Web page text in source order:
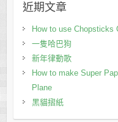
近期文章
How to use Chopsticks
一隻哈巴狗
新年律動歌
How to make Super
Plane
黑貓摺紙